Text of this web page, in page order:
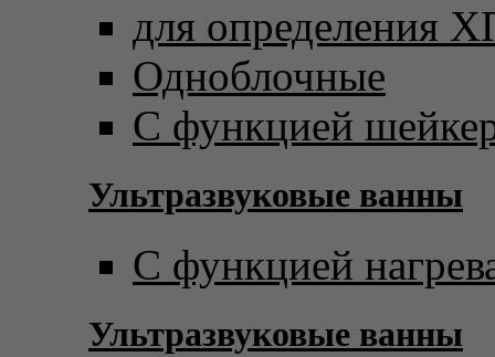
для определения
Одноблочные
С функцией
Ультразвуковые ванны
С функцией
Ультразвуковые ванны